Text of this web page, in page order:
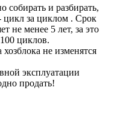
и разбирать,
цикл за циклом . Срок
не менее 5 лет, за это
циклов.
не изменятся
эксплуатации
продать!